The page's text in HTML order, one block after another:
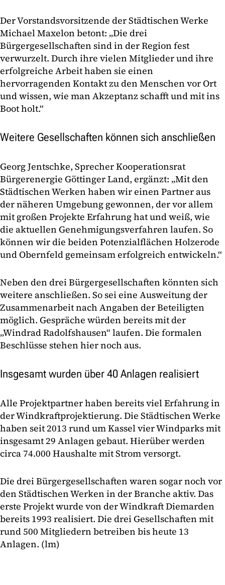
Der Vorstandsvorsitzende der Städtischen Werke
Michael Maxelon betont: „Die drei
Bürgergesellschaften sind in der Region fest
verwurzelt. Durch ihre vielen Mitglieder und ihre
erfolgreiche Arbeit haben sie einen
hervorragenden Kontakt zu den Menschen vor Ort
und wissen, wie man Akzeptanz schafft und mit ins
Boot holt.“
Weitere Gesellschaften können sich anschließen
Georg Jentschke, Sprecher Kooperationsrat
Bürgerenergie Göttinger Land, ergänzt: „Mit den
Städtischen Werken haben wir einen Partner aus
der näheren Umgebung gewonnen, der vor allem
mit großen Projekte Erfahrung hat und weiß, wie
die aktuellen Genehmigungsverfahren laufen. So
können wir die beiden Potenzialflächen Holzerode
und Obernfeld gemeinsam erfolgreich entwickeln.“
Neben den drei Bürgergesellschaften könnten sich
weitere anschließen. So sei eine Ausweitung der
Zusammenarbeit nach Angaben der Beteiligten
möglich. Gespräche würden bereits mit der
„Windrad Radolfshausen“ laufen. Die formalen
Beschlüsse stehen hier noch aus.
Insgesamt wurden über 40 Anlagen realisiert
Alle Projektpartner haben bereits viel Erfahrung in
der Windkraftprojektierung. Die Städtischen Werke
haben seit 2013 rund um Kassel vier Windparks mit
insgesamt 29 Anlagen gebaut. Hierüber werden
circa 74.000 Haushalte mit Strom versorgt.
Die drei Bürgergesellschaften waren sogar noch vor
den Städtischen Werken in der Branche aktiv. Das
erste Projekt wurde von der Windkraft Diemarden
bereits 1993 realisiert. Die drei Gesellschaften mit
rund 500 Mitgliedern betreiben bis heute 13
Anlagen. (lm)